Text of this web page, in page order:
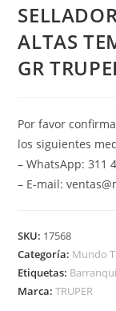
ALTAS
GR
Por favor
los siguientes
– WhatsApp: 311
– E-mail:
SKU: 17568
Categoría: Mundo
Etiquetas:
Marca:TRUPER